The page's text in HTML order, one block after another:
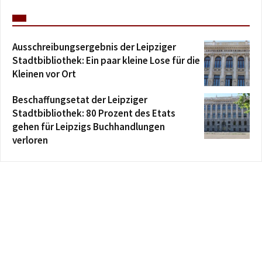
Ausschreibungsergebnis der Leipziger
Stadtbibliothek: Ein paar kleine Lose für die
Kleinen vor Ort
Beschaffungsetat der Leipziger
Stadtbibliothek: 80 Prozent des Etats
gehen für Leipzigs Buchhandlungen
verloren